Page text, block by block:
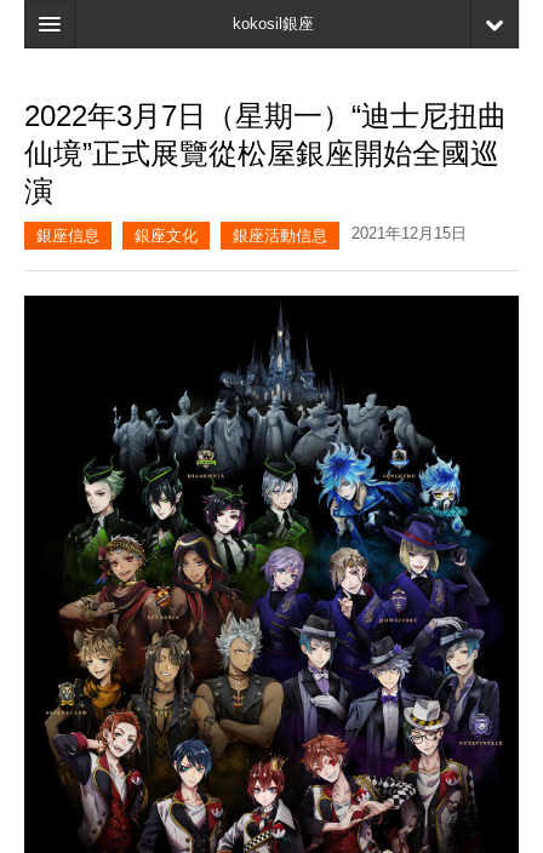
kokosil銀座
搜索
最新信息
口碑
我的頁面
2022年3月7日（星期一）“迪士尼扭曲
仙境”正式展覽從松屋銀座開始全國巡
演
銀座信息 銀座文化 銀座活動信息 2021年12月15日